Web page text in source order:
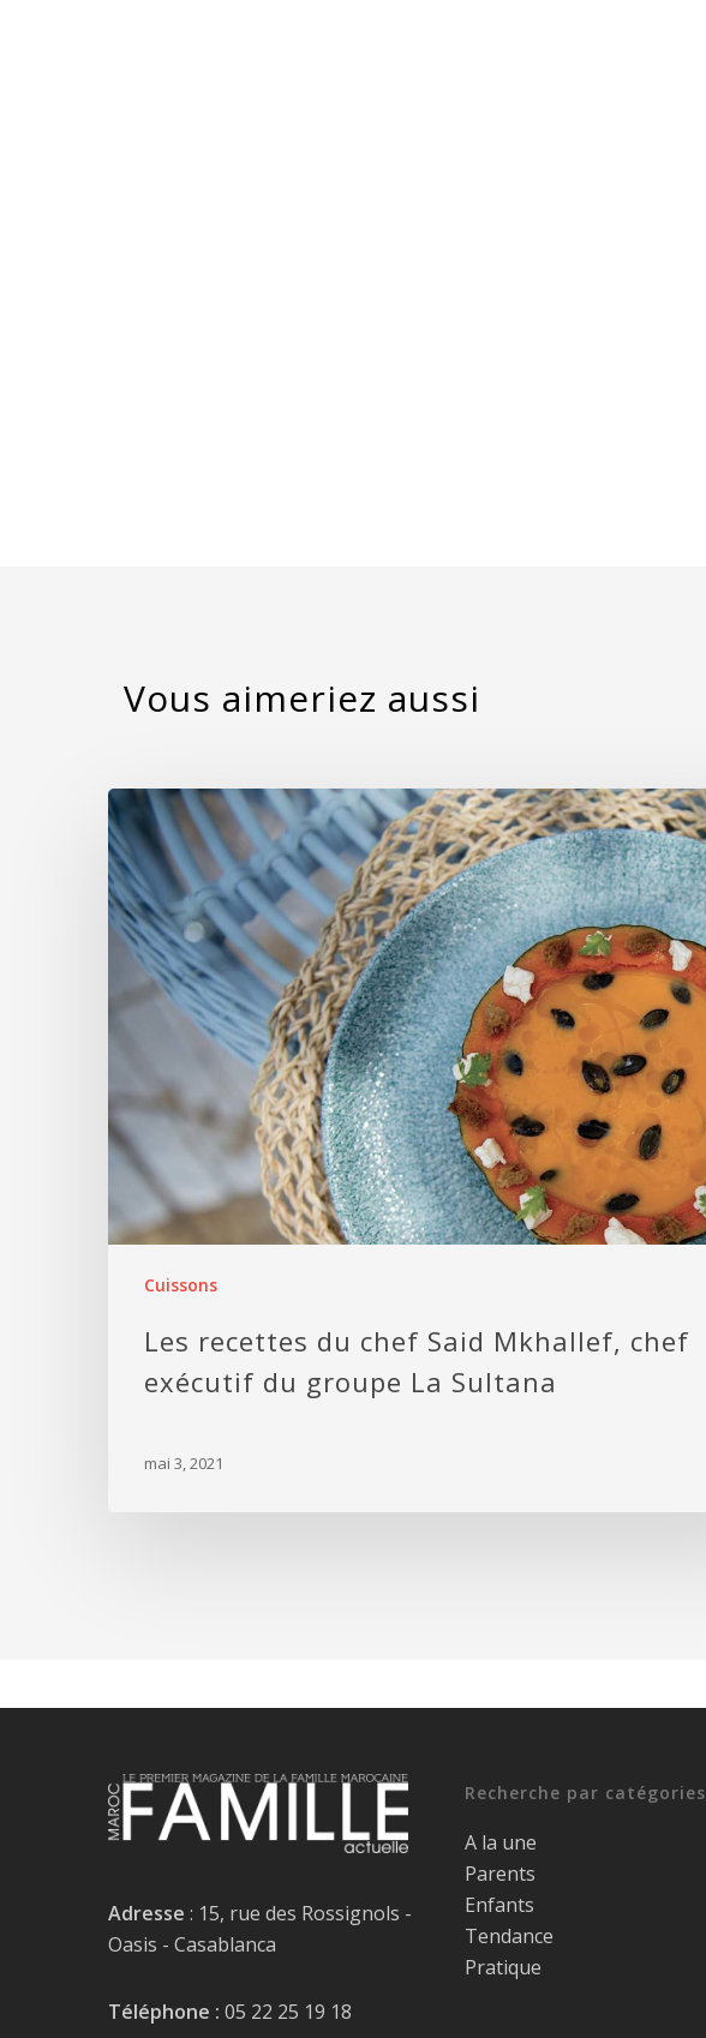
Cuissons
Les recettes du chef Said Mkhallef, chef
exécutif du groupe La Sultana
mai 3, 2021
Adresse : 15, rue des Rossignols -
Oasis - Casablanca
Téléphone : 05 22 25 19 18
Recherche par catégories
A la une
Parents
Enfants
Tendance
Pratique